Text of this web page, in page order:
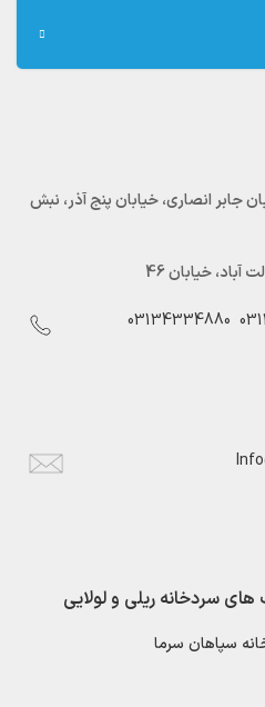
جابر انصاری، خیابان پنج آذر، نبش
خیابان 46
03134334880
سردخانه ریلی و لولایی
سپاهان سرما